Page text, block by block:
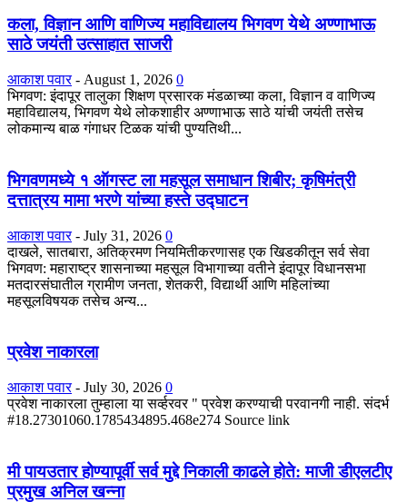
कला, विज्ञान आणि वाणिज्य महाविद्यालय भिगवण येथे अण्णाभाऊ
साठे जयंती उत्साहात साजरी
आकाश पवार - August 1, 2026 0
भिगवण: इंदापूर तालुका शिक्षण प्रसारक मंडळाच्या कला, विज्ञान व वाणिज्य
महाविद्यालय, भिगवण येथे लोकशाहीर अण्णाभाऊ साठे यांची जयंती तसेच
लोकमान्य बाळ गंगाधर टिळक यांची पुण्यतिथी...
भिगवणमध्ये १ ऑगस्ट ला महसूल समाधान शिबीर; कृषिमंत्री
दत्तात्रय मामा भरणे यांच्या हस्ते उद्घाटन
आकाश पवार - July 31, 2026 0
दाखले, सातबारा, अतिक्रमण नियमितीकरणासह एक खिडकीतून सर्व सेवा
भिगवण: महाराष्ट्र शासनाच्या महसूल विभागाच्या वतीने इंदापूर विधानसभा
मतदारसंघातील ग्रामीण जनता, शेतकरी, विद्यार्थी आणि महिलांच्या
महसूलविषयक तसेच अन्य...
प्रवेश नाकारला
आकाश पवार - July 30, 2026 0
प्रवेश नाकारला तुम्हाला या सर्व्हरवर " प्रवेश करण्याची परवानगी नाही. संदर्भ
#18.27301060.1785434895.468e274 Source link
मी पायउतार होण्यापूर्वी सर्व मुद्दे निकाली काढले होते: माजी डीएलटीए
प्रमुख अनिल खन्ना